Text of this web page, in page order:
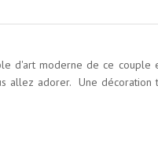
d'art moderne de ce
adorer. Une